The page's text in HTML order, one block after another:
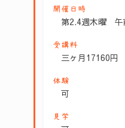
開催日時
第2.4週木曜 午
受講料
三ヶ月17160円
体験
可
見学